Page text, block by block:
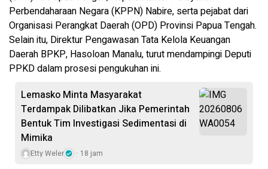
Perbendaharaan Negara (KPPN) Nabire, serta pejabat dari
Organisasi Perangkat Daerah (OPD) Provinsi Papua Tengah.
Selain itu, Direktur Pengawasan Tata Kelola Keuangan
Daerah BPKP, Hasoloan Manalu, turut mendampingi Deputi
PPKD dalam prosesi pengukuhan ini.
Lemasko Minta Masyarakat
Terdampak Dilibatkan Jika Pemerintah
Bentuk Tim Investigasi Sedimentasi di
Mimika
Etty Weler 18 jam